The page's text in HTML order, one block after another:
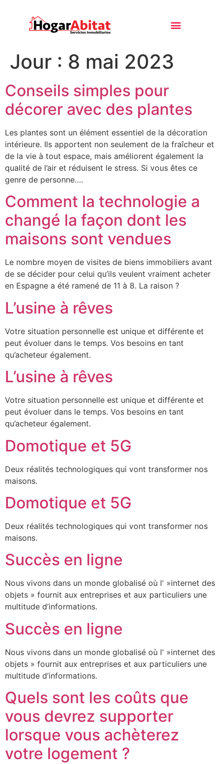
Jour : 8 mai 2023
Conseils simples pour
décorer avec des plantes
Les plantes sont un élément essentiel de la décoration
intérieure. Ils apportent non seulement de la fraîcheur et
de la vie à tout espace, mais améliorent également la
qualité de l’air et réduisent le stress. Si vous êtes ce
genre de personne….
Comment la technologie a
changé la façon dont les
maisons sont vendues
Le nombre moyen de visites de biens immobiliers avant
de se décider pour celui qu’ils veulent vraiment acheter
en Espagne a été ramené de 11 à 8. La raison ?
L’usine à rêves
Votre situation personnelle est unique et différente et
peut évoluer dans le temps. Vos besoins en tant
qu’acheteur également.
L’usine à rêves
Votre situation personnelle est unique et différente et
peut évoluer dans le temps. Vos besoins en tant
qu’acheteur également.
Domotique et 5G
Deux réalités technologiques qui vont transformer nos
maisons.
Domotique et 5G
Deux réalités technologiques qui vont transformer nos
maisons.
Succès en ligne
Nous vivons dans un monde globalisé où l' »internet des
objets » fournit aux entreprises et aux particuliers une
multitude d’informations.
Succès en ligne
Nous vivons dans un monde globalisé où l' »internet des
objets » fournit aux entreprises et aux particuliers une
multitude d’informations.
Quels sont les coûts que
vous devrez supporter
lorsque vous achèterez
votre logement ?